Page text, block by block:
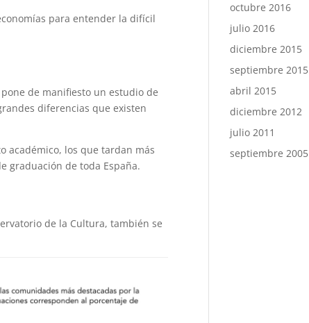
para entender la difícil
de manifiesto un estudio de
diferencias que existen
académico, los que tardan más
graduación de toda España.
de la Cultura, también se
octubre 2016
julio 2016
diciembre 2015
septiembre 2015
abril 2015
diciembre 2012
julio 2011
septiembre 2005